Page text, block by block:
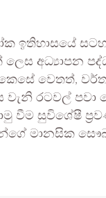
ඉතිහාසයේ
අධ්‍යාපන
කෙසේ වෙතත්,
රටවල් පවා
වීම සුවිශේෂී
මානසික